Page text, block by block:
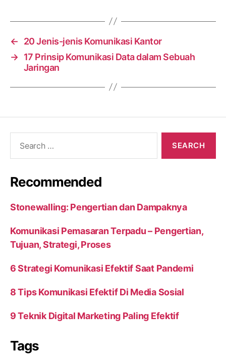
←
20 Jenis-jenis Komunikasi Kantor
→ 17 Prinsip Komunikasi Data dalam Sebuah
Jaringan
Recommended
Stonewalling: Pengertian dan Dampaknya
Komunikasi Pemasaran Terpadu – Pengertian,
Tujuan, Strategi, Proses
6 Strategi Komunikasi Efektif Saat Pandemi
8 Tips Komunikasi Efektif Di Media Sosial
9 Teknik Digital Marketing Paling Efektif
Tags